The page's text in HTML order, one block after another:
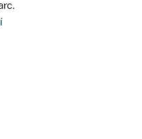
media es de 0 estrellas